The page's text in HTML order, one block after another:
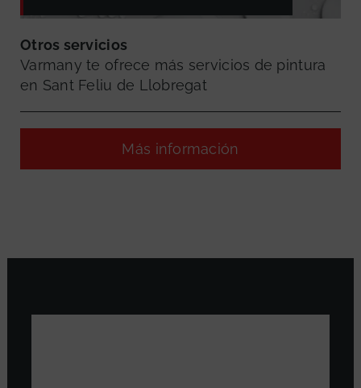
Otros servicios
Varmany te ofrece más servicios de pintura
en Sant Feliu de Llobregat
Más información